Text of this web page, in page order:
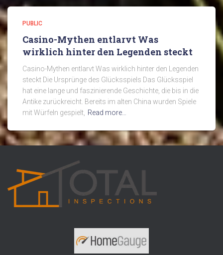
PUBLIC
Casino-Mythen entlarvt Was
wirklich hinter den Legenden steckt
Casino-Mythen entlarvt Was wirklich hinter den Legenden
steckt Die Ursprünge des Glücksspiels Das Glücksspiel
hat eine lange und faszinierende Geschichte, die bis in die
Antike zurückreicht. Bereits im alten China wurden Spiele
mit Würfeln gespielt, Read more…